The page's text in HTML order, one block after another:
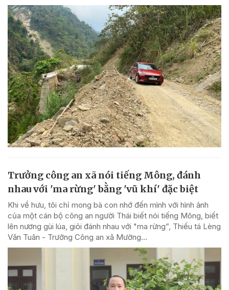
Trưởng công an xã nói tiếng Mông, đánh
nhau với 'ma rừng' bằng 'vũ khí' đặc biệt
Khi về hưu, tôi chỉ mong bà con nhớ đến mình với hình ảnh
của một cán bộ công an người Thái biết nói tiếng Mông, biết
lên nương gùi lúa, giỏi đánh nhau với "ma rừng”, Thiếu tá Lèng
Văn Tuân - Trưởng Công an xã Mường...